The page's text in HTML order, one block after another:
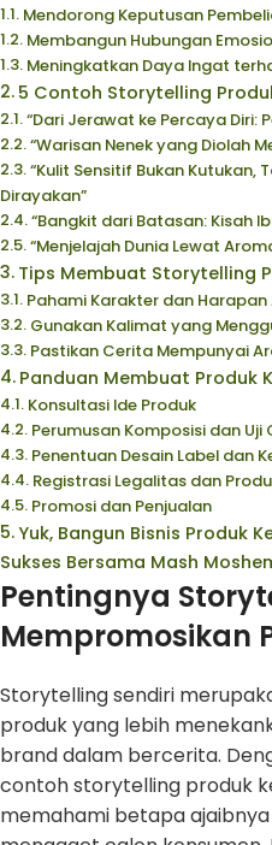
Mendorong Keputusan
Membangun Hubungan
Meningkatkan Daya Ingat
5 Contoh Storytelling
“Dari Jerawat ke Percaya Diri:
“Warisan Nenek yang Diolah
“Kulit Sensitif Bukan Kutukan,
Dirayakan”
“Bangkit dari Batasan: Kisah
“Menjelajah Dunia Lewat
Tips Membuat Storytelling
Pahami Karakter dan Harapan
Gunakan Kalimat yang
Pastikan Cerita Mempunyai
Panduan Membuat Produk
Konsultasi Ide Produk
Perumusan Komposisi dan Uji
Penentuan Desain Label dan
Registrasi Legalitas dan
Promosi dan Penjualan
Yuk, Bangun Bisnis Produk
Sukses Bersama Mash
Pentingnya
Mempromosikan
Storytelling sendiri
produk yang lebih
brand dalam bercerita.
contoh storytelling produk
memahami betapa